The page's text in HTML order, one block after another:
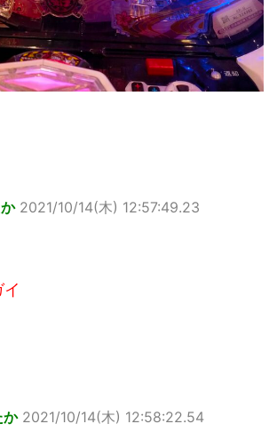
2021/10/14(木) 12:57:49.23
か 2021/10/14(木) 12:58:22.54